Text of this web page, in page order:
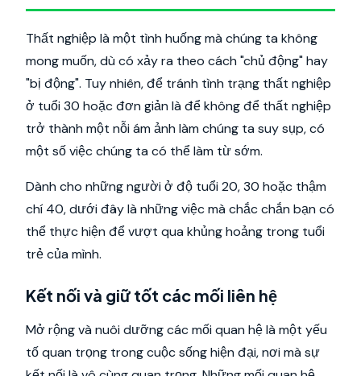
Thất nghiệp là một tình huống mà chúng ta không
mong muốn, dù có xảy ra theo cách "chủ động" hay
"bị động". Tuy nhiên, để tránh tình trạng thất nghiệp
ở tuổi 30 hoặc đơn giản là để không để thất nghiệp
trở thành một nỗi ám ảnh làm chúng ta suy sụp, có
một số việc chúng ta có thể làm từ sớm.
Dành cho những người ở độ tuổi 20, 30 hoặc thậm
chí 40, dưới đây là những việc mà chắc chắn bạn có
thể thực hiện để vượt qua khủng hoảng trong tuổi
trẻ của mình.
Kết nối và giữ tốt các mối liên hệ
Mở rộng và nuôi dưỡng các mối quan hệ là một yếu
tố quan trọng trong cuộc sống hiện đại, nơi mà sự